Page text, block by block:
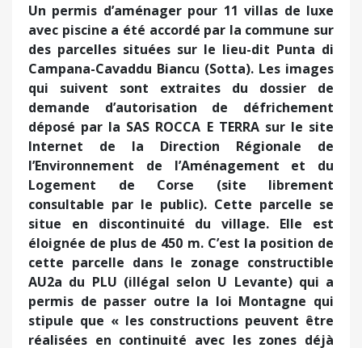
Un permis d’aménager pour 11 villas de luxe
avec piscine a été accordé par la commune sur
des parcelles situées sur le lieu-dit Punta di
Campana-Cavaddu Biancu (Sotta). Les images
qui suivent sont extraites du dossier de
demande d’autorisation de défrichement
déposé par la SAS ROCCA E TERRA sur le site
Internet de la Direction Régionale de
l’Environnement de l’Aménagement et du
Logement de Corse (site librement
consultable par le public). Cette parcelle se
situe en discontinuité du village. Elle est
éloignée de plus de 450 m. C’est la position de
cette parcelle dans le zonage constructible
AU2a du PLU (illégal selon U Levante) qui a
permis de passer outre la loi Montagne qui
stipule que « les constructions peuvent être
réalisées en continuité avec les zones déjà